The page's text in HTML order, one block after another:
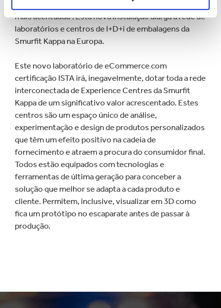
concorrentes, concedendo-lhes uma mais-valia ainda
mais acentuada”. Esta nova instalação alarga a rede de
laboratórios e centros de I+D+i de embalagens da
Smurfit Kappa na Europa.
Este novo laboratório de eCommerce com
certificação ISTA irá, inegavelmente, dotar toda a rede
interconectada de Experience Centres da Smurfit
Kappa de um significativo valor acrescentado. Estes
centros são um espaço único de análise,
experimentação e design de produtos personalizados
que têm um efeito positivo na cadeia de
fornecimento e atraem a procura do consumidor final.
Todos estão equipados com tecnologias e
ferramentas de última geração para conceber a
solução que melhor se adapta a cada produto e
cliente. Permitem, inclusive, visualizar em 3D como
fica um protótipo no escaparate antes de passar à
produção.